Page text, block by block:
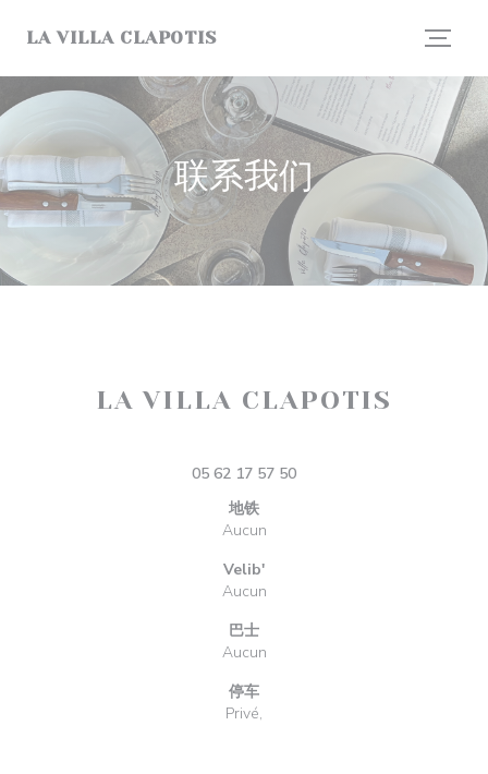
LA VILLA CLAPOTIS
联系我们
LA VILLA CLAPOTIS
05 62 17 57 50
地铁
Aucun
Velib'
Aucun
巴士
Aucun
停车
Privé,